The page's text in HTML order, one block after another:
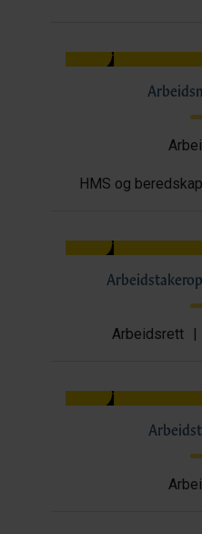
HMS og
Arbeidsrett |